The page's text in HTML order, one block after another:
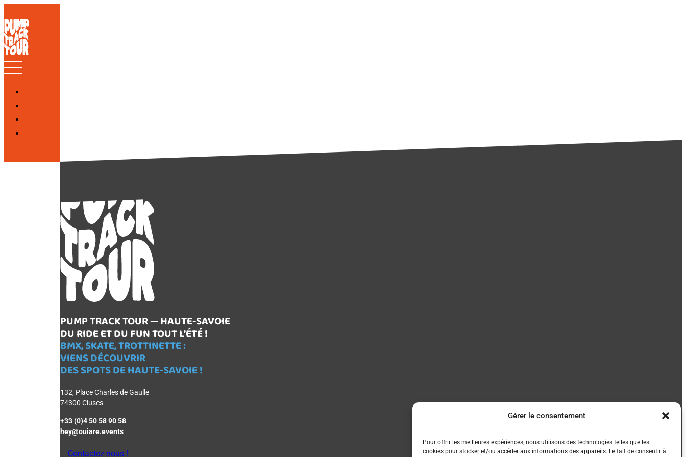
Gérer le consentement
Pour offrir les meilleures expériences, nous utilisons des technologies telles que les
cookies pour stocker et/ou accéder aux informations des appareils. Le fait de consentir à
PUMP TRACK TOUR — HAUTE-SAVOIE
DU RIDE ET DU FUN TOUT L’ÉTÉ !
BMX, SKATE, TROTTINETTE :
VIENS DÉCOUVRIR
DES SPOTS DE HAUTE-SAVOIE !
132, Place Charles de Gaulle
74300 Cluses
+33 (0)4 50 58 90 58
hey@ouiare.events
Contactez-nous !